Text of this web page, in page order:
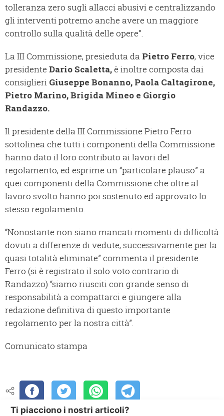
tolleranza zero sugli allacci abusivi e centralizzando
gli interventi potremo anche avere un maggiore
controllo sulla qualità delle opere”.
La III Commissione, presieduta da Pietro Ferro, vice
presidente Dario Scaletta,è inoltre composta dai
consiglieri Giuseppe Bonanno, Paola Caltagirone,
Pietro Marino, Brigida Mineo e Giorgio
Randazzo.
Il presidente della III Commissione Pietro Ferro
sottolinea che tutti i componenti della Commissione
hanno dato il loro contributo ai lavori del
regolamento, ed esprime un “particolare plauso” a
quei componenti della Commissione che oltre al
lavoro svolto hanno poi sostenuto ed approvato lo
stesso regolamento.
“Nonostante non siano mancati momenti di difficoltà
dovuti a differenze di vedute, successivamente per la
quasi totalità eliminate” commenta il presidente
Ferro (si è registrato il solo voto contrario di
Randazzo) “siamo riusciti con grande senso di
responsabilità a compattarci e giungere alla
redazione definitiva di questo importante
regolamento per la nostra città”.
Comunicato stampa
Ti piacciono i nostri articoli?